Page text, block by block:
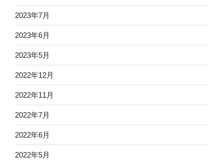
2023年7月
2023年6月
2023年5月
2022年12月
2022年11月
2022年7月
2022年6月
2022年5月